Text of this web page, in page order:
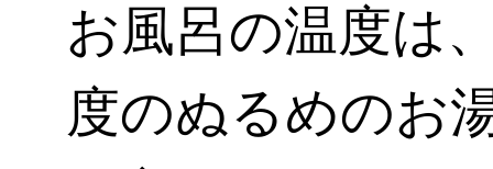
お風呂の温度は
度のぬるめのお